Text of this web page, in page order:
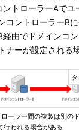
トローラーAでユ
コントローラーBに
経由でドメインコ
ナーが設定される
ーラー間の複製は別の
行われる場合がある